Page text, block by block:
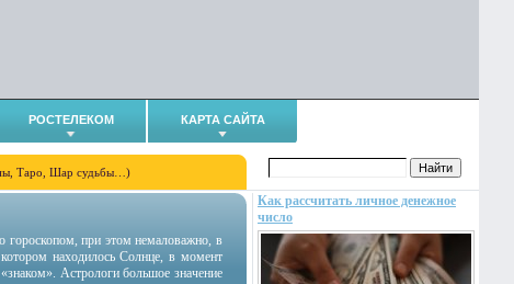
РОСТЕЛЕКОМ КАРТА САЙТА
Таро, Шар судьбы…)
Как рассчитать личное денежное
число
гороскопом, при этом немаловажно, в
находилось Солнце, в момент
Астрологи большое значение